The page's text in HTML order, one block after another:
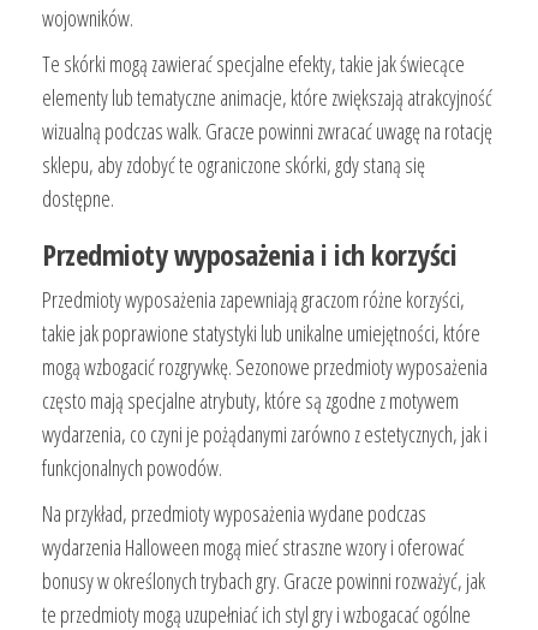
wojowników.
Te skórki mogą zawierać specjalne efekty, takie jak świecące
elementy lub tematyczne animacje, które zwiększają atrakcyjność
wizualną podczas walk. Gracze powinni zwracać uwagę na rotację
sklepu, aby zdobyć te ograniczone skórki, gdy staną się
dostępne.
Przedmioty wyposażenia i ich korzyści
Przedmioty wyposażenia zapewniają graczom różne korzyści,
takie jak poprawione statystyki lub unikalne umiejętności, które
mogą wzbogacić rozgrywkę. Sezonowe przedmioty wyposażenia
często mają specjalne atrybuty, które są zgodne z motywem
wydarzenia, co czyni je pożądanymi zarówno z estetycznych, jak i
funkcjonalnych powodów.
Na przykład, przedmioty wyposażenia wydane podczas
wydarzenia Halloween mogą mieć straszne wzory i oferować
bonusy w określonych trybach gry. Gracze powinni rozważyć, jak
te przedmioty mogą uzupełniać ich styl gry i wzbogacać ogólne